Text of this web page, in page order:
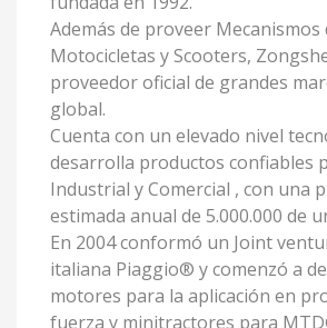
Además de proveer Mecanismos
Motocicletas y Scooters,
proveedor oficial de grandes
global.
Cuenta con un elevado nivel
desarrolla productos confiables
Industrial y Comercial , con una
estimada anual de 5.000.000 de
En 2004 conformó un Joint
italiana Piaggio® y comenzó a
motores para la aplicación en
fuerza y minitractores para